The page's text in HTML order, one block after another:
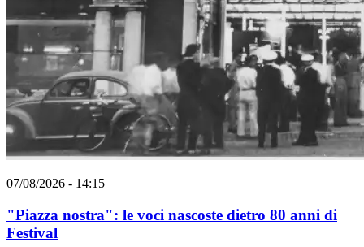
07/08/2026 - 14:15
"Piazza nostra": le voci nascoste dietro 80 anni di
Festival